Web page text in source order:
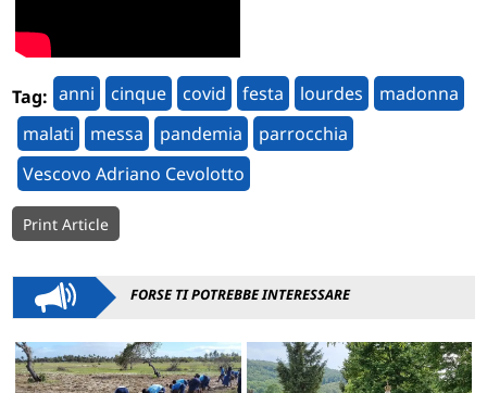
Tag: anni cinque covid festa lourdes
madonna
malati
messa pandemia
parrocchia
Vescovo Adriano Cevolotto
Print Article
FORSE TI POTREBBE INTERESSARE